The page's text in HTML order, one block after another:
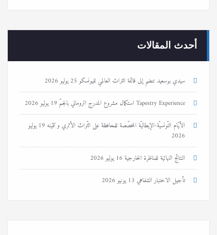
أحدث المقالات
سيدي بوسعيد تنضم إلى قائمة التراث العالمي لليونسكو25 يوليو 2026
Tapestry Experience استكمال مشروع المدرج الروماني بالجمّ
19 يوليو 2026
الأيّام التّونسيّة-الإيطاليّة المخصّصة للمحافظة على التّراث الأثري و تثمينه
19 يوليو
2026
النتائج النهائية للمناظرة الخارجية16 يوليو 2026
تأجيل الاختبار الشفاهي13 يونيو 2026